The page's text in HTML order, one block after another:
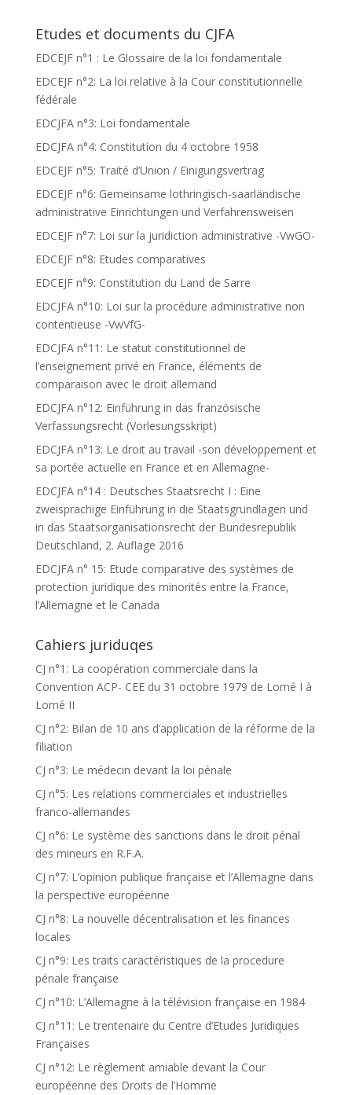
Etudes et documents du CJFA
EDCEJF n°1 : Le Glossaire de la loi fondamentale
EDCEJF n°2: La loi relative à la Cour constitutionnelle
fédérale
EDCJFA n°3: Loi fondamentale
EDCJFA n°4: Constitution du 4 octobre 1958
EDCEJF n°5: Traité d’Union / Einigungsvertrag
EDCEJF n°6: Gemeinsame lothringisch-saarländische
administrative Einrichtungen und Verfahrensweisen
EDCEJF n°7: Loi sur la juridiction administrative -VwGO-
EDCEJF n°8: Etudes comparatives
EDCEJF n°9: Constitution du Land de Sarre
EDCJFA n°10: Loi sur la procédure administrative non
contentieuse -VwVfG-
EDCJFA n°11: Le statut constitutionnel de
l’enseignement privé en France, éléments de
comparaison avec le droit allemand
EDCJFA n°12: Einführung in das französische
Verfassungsrecht (Vorlesungsskript)
EDCJFA n°13: Le droit au travail -son développement et
sa portée actuelle en France et en Allemagne-
EDCJFA n°14 : Deutsches Staatsrecht I : Eine
zweisprachige Einführung in die Staatsgrundlagen und
in das Staatsorganisationsrecht der Bundesrepublik
Deutschland, 2. Auflage 2016
EDCJFA n° 15: Etude comparative des systèmes de
protection juridique des minorités entre la France,
l’Allemagne et le Canada
Cahiers juriduqes
CJ n°1: La coopération commerciale dans la
Convention ACP- CEE du 31 octobre 1979 de Lomé I à
Lomé II
CJ n°2: Bilan de 10 ans d’application de la réforme de la
filiation
CJ n°3: Le médecin devant la loi pénale
CJ n°5: Les relations commerciales et industrielles
franco-allemandes
CJ n°6: Le système des sanctions dans le droit pénal
des mineurs en R.F.A.
CJ n°7: L’opinion publique française et l’Allemagne dans
la perspective européenne
CJ n°8: La nouvelle décentralisation et les finances
locales
CJ n°9: Les traits caractéristiques de la procedure
pénale française
CJ n°10: L’Allemagne à la télévision française en 1984
CJ n°11: Le trentenaire du Centre d’Etudes Juridiques
Françaises
CJ n°12: Le règlement amiable devant la Cour
européenne des Droits de l’Homme